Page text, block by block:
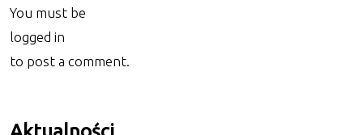
You must be
logged in
to post a comment.